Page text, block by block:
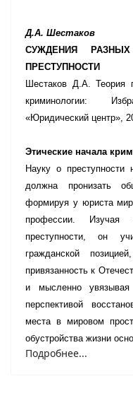
Д.А. Шестаков
СУЖДЕНИЯ
ПРЕСТУПНОСТИ
Шестаков Д.А. Теория
криминологии:
«Юридический центр»,
Этические начала
Науку о преступности
должна пронизать
формируя у юриста
профессии. Изучая
преступности, он
гражданской
привязанность к
и мысленно увязывая
перспективой
места в мировом
обустройства жизни
Подробнее...